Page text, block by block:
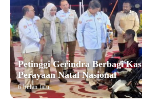
Petinggi Gerindra Berbagi
Perayaan Natal Nasional
6 bulan lalu